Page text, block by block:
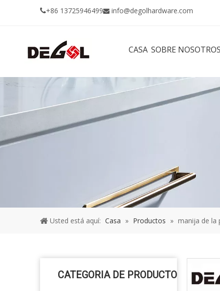
+86 13725946499 info@degolhardware.com
CASA SOBRE NOSOTROS
Usted está aquí: Casa » Productos » manija de la
CATEGORIA DE PRODUCTO